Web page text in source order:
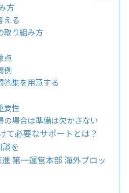
方
える
取り組み方
点
例
答集を用意する
要性
の場合は準備は欠かさない
て必要なサポートとは？
を
第一運営本部 海外ブロッ